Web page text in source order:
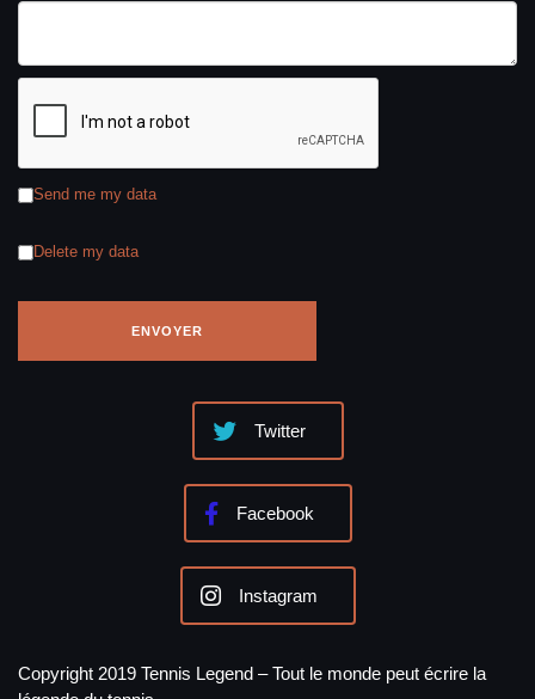
Send me my data
Delete my data
Twitter
Facebook
Instagram
Copyright 2019 Tennis Legend – Tout le monde peut écrire la